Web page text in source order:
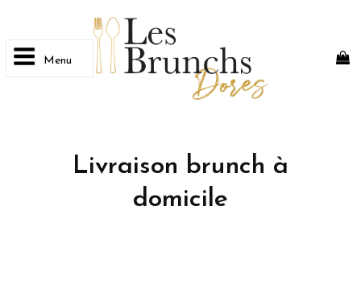
Menu
Livraison brunch à
domicile